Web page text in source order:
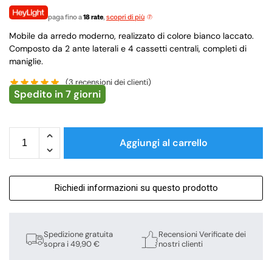
paga fino a18 rate, scopri di più
Mobile da arredo moderno, realizzato di colore bianco laccato.
Composto da 2 ante laterali e 4 cassetti centrali, completi di
maniglie.
(3recensioni dei clienti)
Spedito in 7 giorni
Aggiungi al carrello
Richiedi informazioni su questo prodotto
Spedizione gratuita
sopra i 49,90 €
Recensioni Verificate dei
nostri clienti